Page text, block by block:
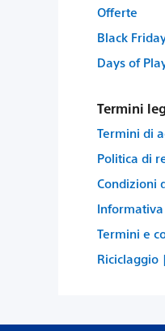
Offerte
Black
Days of
Termini
Termini di
Politica di
Condizioni
Termini e
Riciclaggio